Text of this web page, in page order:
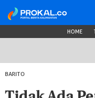
HOME
BARITO
Tidak Ada